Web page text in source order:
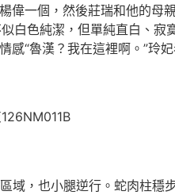
一個，然後莊瑞和他的母
白色純潔，但單純直白、寂
“魯漢？我在這裡啊。”玲
域，也小腿逆行。蛇肉柱穩